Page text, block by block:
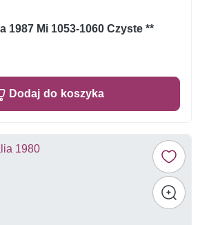
1987 Mi 1053-1060 Czyste **
Dodaj do koszyka